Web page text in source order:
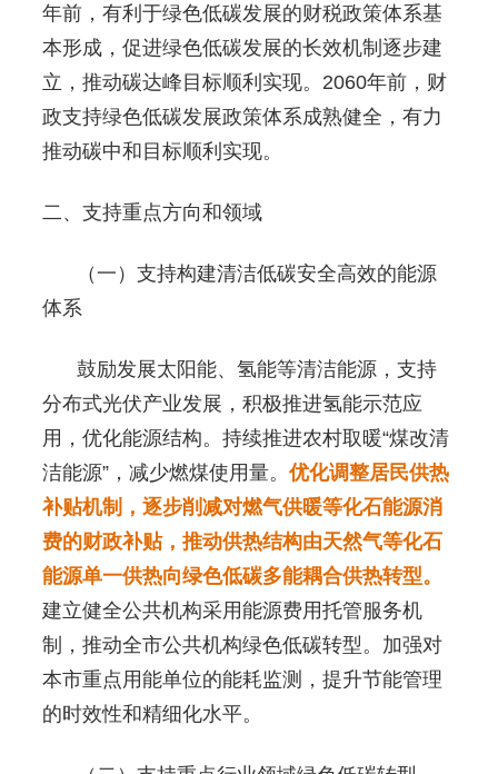
年前，有利于绿色低碳发展的财税政策体系基
本形成，促进绿色低碳发展的长效机制逐步建
立，推动碳达峰目标顺利实现。2060年前，财
政支持绿色低碳发展政策体系成熟健全，有力
推动碳中和目标顺利实现。
二、支持重点方向和领域
（一）支持构建清洁低碳安全高效的能源
体系
鼓励发展太阳能、氢能等清洁能源，支持
分布式光伏产业发展，积极推进氢能示范应
用，优化能源结构。持续推进农村取暖“煤改清
洁能源”，减少燃煤使用量。 优化调整居民供热
补贴机制，逐步削减对燃气供暖等化石能源消
费的财政补贴，推动供热结构由天然气等化石
能源单一供热向绿色低碳多能耦合供热转型。
建立健全公共机构采用能源费用托管服务机
制，推动全市公共机构绿色低碳转型。加强对
本市重点用能单位的能耗监测，提升节能管理
的时效性和精细化水平。